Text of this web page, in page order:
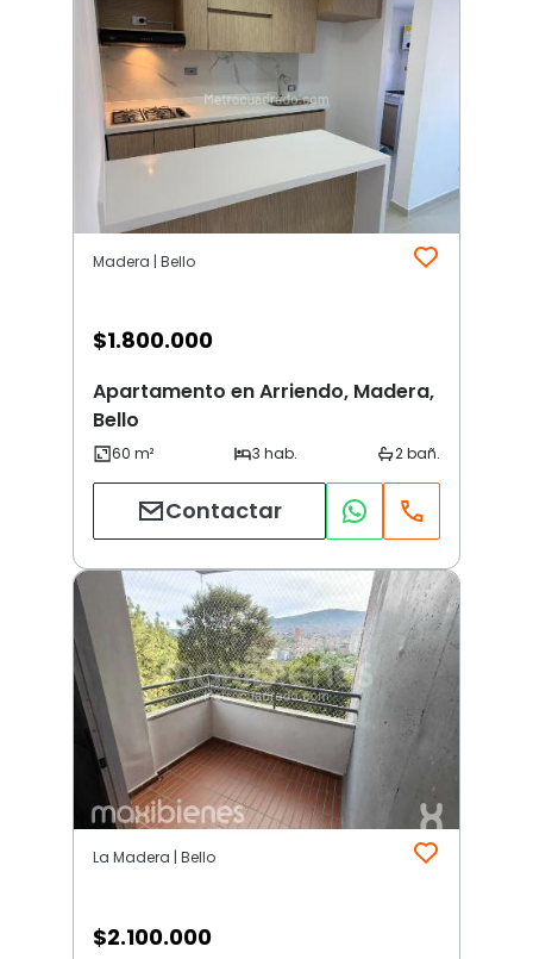
Madera | Bello
$1.800.000
Apartamento en Arriendo, Madera,
Bello
Contactar
La Madera | Bello
$2.100.000